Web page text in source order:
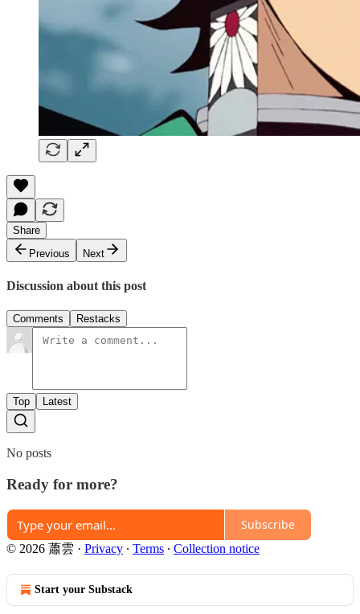
Share
Previous
Next
Discussion about this post
Comments Restacks
Top Latest
No posts
Ready for more?
Subscribe
© 2026 蕭雲 · Privacy ∙ Terms ∙ Collection notice
Start your Substack